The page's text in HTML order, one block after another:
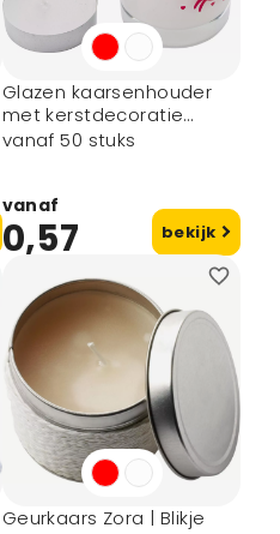
Glazen kaarsenhouder
met kerstdecoratie
Kirsten
vanaf 50 stuks
vanaf
0,57 bekijk
Geurkaars Zora | Blikje